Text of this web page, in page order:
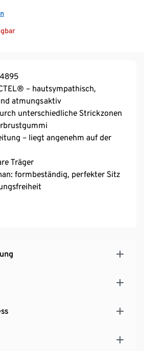
– hautsympathisch,
atmungsaktiv
unterschiedliche Strickzonen
– liegt angenehm auf der
Träger
formbeständig, perfekter Sitz
SoftSeal®-Häkchenverschluss,
proportional an Cup-Größe